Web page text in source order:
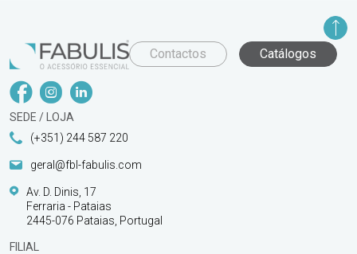
Contactos Catálogos
SEDE / LOJA
(+351) 244 587 220
geral@fbl-fabulis.com
Av. D. Dinis, 17
Ferraria - Pataias
2445-076 Pataias, Portugal
FILIAL